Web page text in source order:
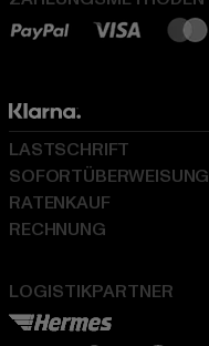
LOGISTIKPARTNER
LASTSCHRIFT
SOFORTÜBERWEISUNG
RATENKAUF
RECHNUNG